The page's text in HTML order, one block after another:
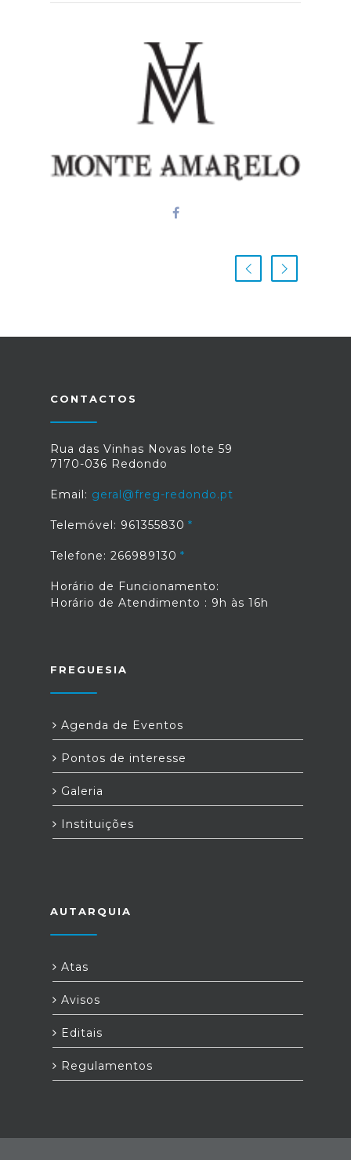
CONTACTOS
Rua das Vinhas Novas lote 59
7170-036 Redondo
Email: geral@freg-redondo.pt
Telemóvel: 961355830
Telefone: 266989130
Horário de Funcionamento:
Horário de Atendimento : 9h às 16h
FREGUESIA
Agenda de Eventos
Pontos de interesse
Galeria
Instituições
AUTARQUIA
Atas
Avisos
Editais
Regulamentos